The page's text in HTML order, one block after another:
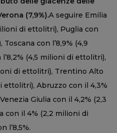
(7,9%).A seguire Emilia
di ettolitri), Puglia con
con l’8,9% (4,9
(4,5 milioni di ettolitri),
di ettolitri), Trentino Alto
ettolitri), Abruzzo con il 4,3%
Giulia con il 4,2% (2,3
con il 4% (2,2 milioni di
l’8,5%.